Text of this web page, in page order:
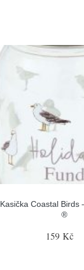
Kasička Coastal Birds
®
159 Kč